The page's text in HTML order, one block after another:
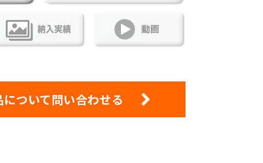
ついて問い合わせる